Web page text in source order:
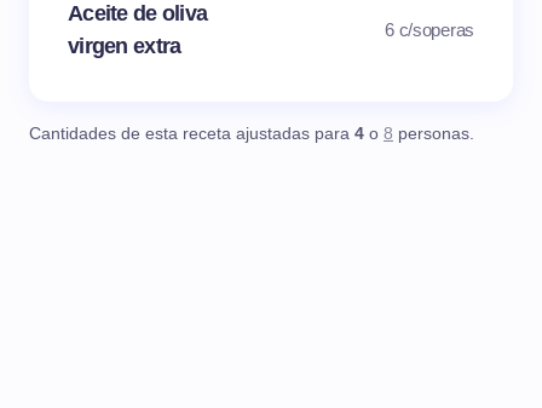
Aceite de oliva
virgen extra
6 c/soperas
Cantidades de esta receta ajustadas para 4 o 8 personas.